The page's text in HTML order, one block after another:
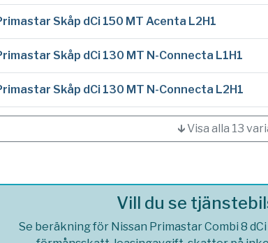
Skåp dCi 150 MT Acenta L2H1
Skåp dCi 130 MT N-Connecta L1H1
Skåp dCi 130 MT N-Connecta L2H1
🡳 Visa alla 13
Vill du se
Se beräkning för Nissan Primastar Combi 8